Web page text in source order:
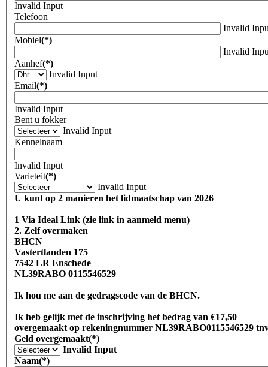
Invalid Input
Telefoon
Invalid
Mobiel(*)
Invalid
Aanhef(*)
Invalid Input
Email(*)
Invalid Input
Bent u fokker
Invalid Input
Kennelnaam
Invalid Input
Varieteit(*)
Invalid Input
U kunt op 2 manieren het lidmaatschap van 2026
1 Via Ideal Link (zie link in aanmeld menu)
2. Zelf overmaken
BHCN
Vastertlanden 175
7542 LR Enschede
NL39RABO 0115546529
Ik hou me aan de gedragscode van de BHCN.
Ik heb gelijk met de inschrijving het bedrag van €17,50
overgemaakt op rekeningnummer
Geld overgemaakt(*)
Invalid Input
Naam(*)